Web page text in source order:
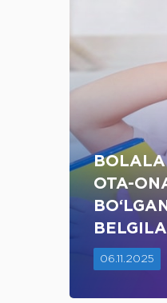
OTA-
06.11.2025